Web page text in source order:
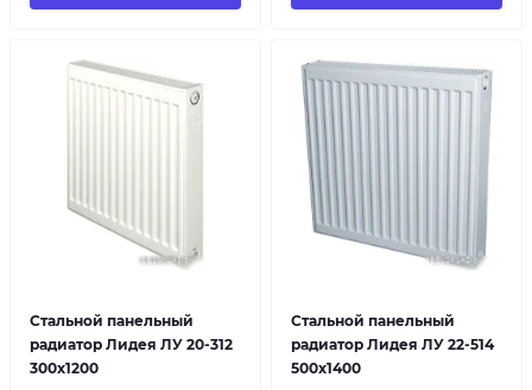
Стальной панельный
радиатор Лидея ЛУ 20-312
300x1200
Стальной панельный
радиатор Лидея ЛУ 22-514
500x1400